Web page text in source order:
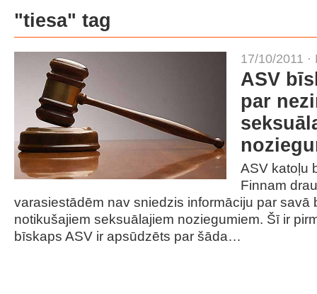
"tiesa" tag
17/10/2011 ·
ASV
par
ASV katoļu
Finnam
varasiestādēm nav sniedzis informāciju par savā
notikušajiem seksuālajiem noziegumiem. Šī ir
bīskaps ASV ir apsūdzēts par šāda…